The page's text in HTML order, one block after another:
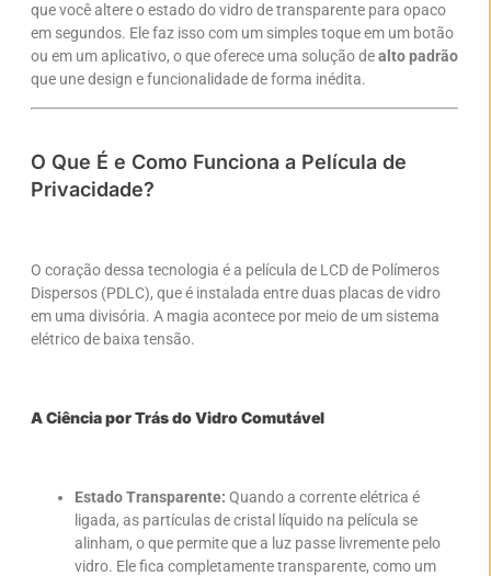
que você altere o estado do vidro de transparente para opaco
em segundos. Ele faz isso com um simples toque em um botão
ou em um aplicativo, o que oferece uma solução dealto padrão
que une design e funcionalidade de forma inédita.
O Que É e Como Funciona a Película de
Privacidade?
O coração dessa tecnologia é a película de LCD de Polímeros
Dispersos (PDLC), que é instalada entre duas placas de vidro
em uma divisória. A magia acontece por meio de um sistema
elétrico de baixa tensão.
A Ciência por Trás do Vidro Comutável
Estado Transparente: Quando a corrente elétrica é
ligada, as partículas de cristal líquido na película se
alinham, o que permite que a luz passe livremente pelo
vidro. Ele fica completamente transparente, como um